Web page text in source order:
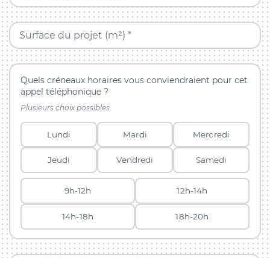
Surface du projet (m²) *
Quels créneaux horaires vous conviendraient pour cet
appel téléphonique ?
Plusieurs choix possibles.
Lundi Mardi Mercredi
Jeudi Vendredi Samedi
9h-12h 12h-14h
14h-18h 18h-20h